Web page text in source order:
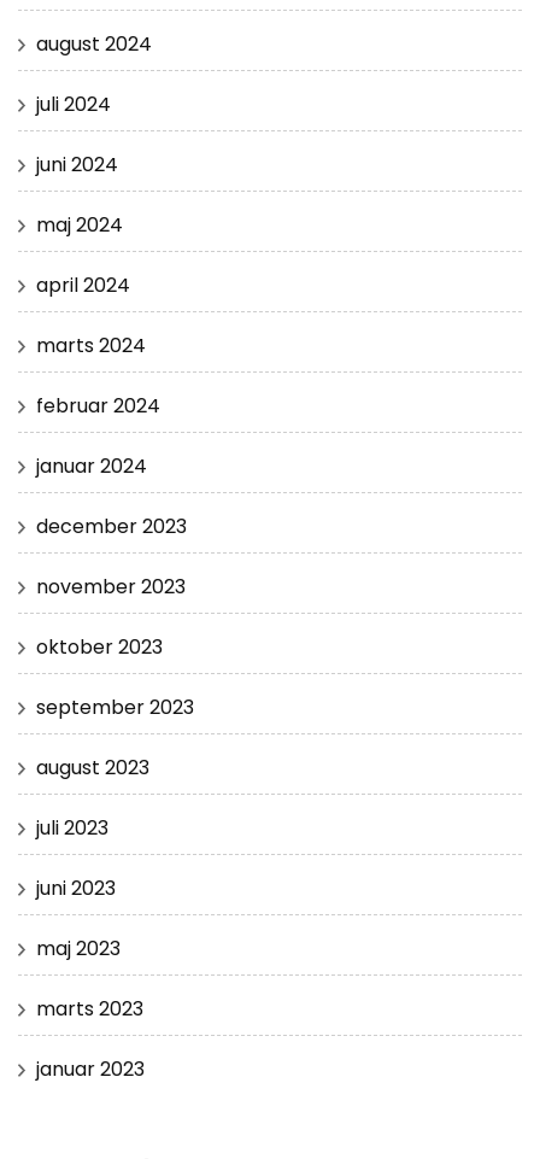
august 2024
juli 2024
juni 2024
maj 2024
april 2024
marts 2024
februar 2024
januar 2024
december 2023
november 2023
oktober 2023
september 2023
august 2023
juli 2023
juni 2023
maj 2023
marts 2023
januar 2023